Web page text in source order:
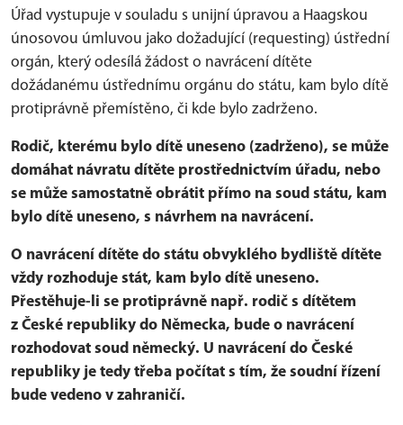
Úřad vystupuje v souladu s unijní úpravou a Haagskou
únosovou úmluvou jako dožadující (requesting) ústřední
orgán, který odesílá žádost o navrácení dítěte
dožádanému ústřednímu orgánu do státu, kam bylo dítě
protiprávně přemístěno, či kde bylo zadrženo.
Rodič, kterému bylo dítě uneseno (zadrženo), se může
domáhat návratu dítěte prostřednictvím úřadu, nebo
se může samostatně obrátit přímo na soud státu, kam
bylo dítě uneseno, s návrhem na navrácení.
O navrácení dítěte do státu obvyklého bydliště dítěte
vždy rozhoduje stát, kam bylo dítě uneseno.
Přestěhuje-li se protiprávně např. rodič s dítětem
z České republiky do Německa, bude o navrácení
rozhodovat soud německý. U navrácení do České
republiky je tedy třeba počítat s tím, že soudní řízení
bude vedeno v zahraničí.